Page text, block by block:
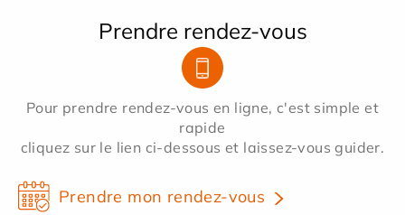
Prendre rendez-vous
Pour prendre rendez-vous en ligne, c'est simple et
rapide
cliquez sur le lien ci-dessous et laissez-vous guider.
Prendre mon rendez-vous